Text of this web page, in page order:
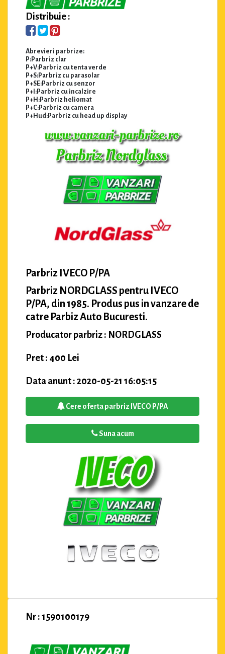
Distribuie :
Abrevieri parbrize:
P:Parbriz clar
P+V:Parbriz cu tenta verde
P+S:Parbriz cu parasolar
P+SE:Parbriz cu senzor
P+I:Parbriz cu incalzire
P+H:Parbriz heliomat
P+C:Parbriz cu camera
P+Hud:Parbriz cu head up display
Parbriz IVECO P/PA
Parbriz NORDGLASS pentru IVECO
P/PA, din 1985. Produs pus in vanzare de
catre Parbiz Auto Bucuresti.
Producator parbriz : NORDGLASS
Pret : 400 Lei
Data anunt : 2020-05-21 16:05:15
Cere oferta parbriz IVECO P/PA
Suna acum
Nr : 1590100179